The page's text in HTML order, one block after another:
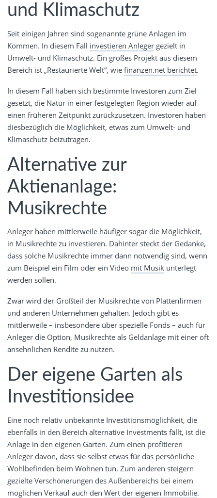
und Klimaschutz
Seit einigen Jahren sind sogenannte grüne Anlagen im
Kommen. In diesem Fall investieren Anleger gezielt in
Umwelt- und Klimaschutz. Ein großes Projekt aus diesem
Bereich ist „Restaurierte Welt“, wie finanzen.net berichtet.
In diesem Fall haben sich bestimmte Investoren zum Ziel
gesetzt, die Natur in einer festgelegten Region wieder auf
einen früheren Zeitpunkt zurückzusetzen. Investoren haben
diesbezüglich die Möglichkeit, etwas zum Umwelt- und
Klimaschutz beizutragen.
Alternative zur
Aktienanlage:
Musikrechte
Anleger haben mittlerweile häufiger sogar die Möglichkeit,
in Musikrechte zu investieren. Dahinter steckt der Gedanke,
dass solche Musikrechte immer dann notwendig sind, wenn
zum Beispiel ein Film oder ein Video mit Musik unterlegt
werden sollen.
Zwar wird der Großteil der Musikrechte von Plattenfirmen
und anderen Unternehmen gehalten. Jedoch gibt es
mittlerweile – insbesondere über spezielle Fonds – auch für
Anleger die Option, Musikrechte als Geldanlage mit einer oft
ansehnlichen Rendite zu nutzen.
Der eigene Garten als
Investitionsidee
Eine noch relativ unbekannte Investitionsmöglichkeit, die
ebenfalls in den Bereich alternative Investments fällt, ist die
Anlage in den eigenen Garten. Zum einen profitieren
Anleger davon, dass sie selbst etwas für das persönliche
Wohlbefinden beim Wohnen tun. Zum anderen steigern
gezielte Verschönerungen des Außenbereichs bei einem
möglichen Verkauf auch den Wert der eigenen Immobilie.